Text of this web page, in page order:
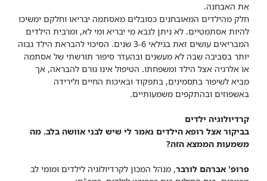
את האבחנה.
חלק מהילדים המאובחנים כסובלים מאסתמה יבריאו וחלקם ימשיכו
להיות אסתמטיים. לא ניתן לנבא מי יבריא ומי לא, ומרבית הילדים
המבריאים עושים זאת בגילאי 3-6 שנים. הסיכוי להבראת הילד גבוה
יותר בסביבה שבה לא מעשנים ובהעדר סיפור תורשתי של אסתמה
או אלרגיה אצל הילד ומשפחתו. הטיפול אינו גורם להבראה, אך
מביא לשיפור בתסמינים, בתפקוד ובאיכות החיים ולירידה
באשפוזים ובהתקפים משמעותיים.
קרדיולוגיה ילדים
בביקור אצל רופא הילדים נאמר לי שיש לבני אוושה בלב. מה
משמעות הממצא הזה?
פרופ' אברהם לורבר, מנהל המכון לקרדיולוגיה לילדים ומומי לב